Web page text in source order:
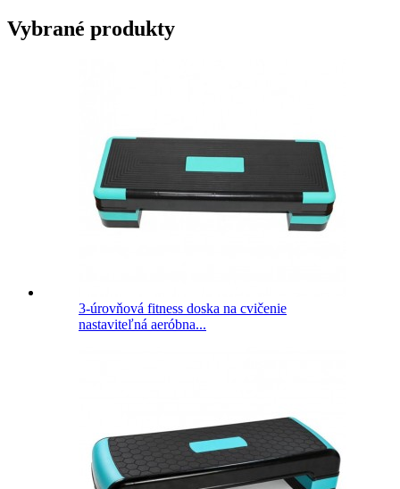
Vybrané produkty
3-úrovňová fitness doska na cvičenie
nastaviteľná aeróbna...